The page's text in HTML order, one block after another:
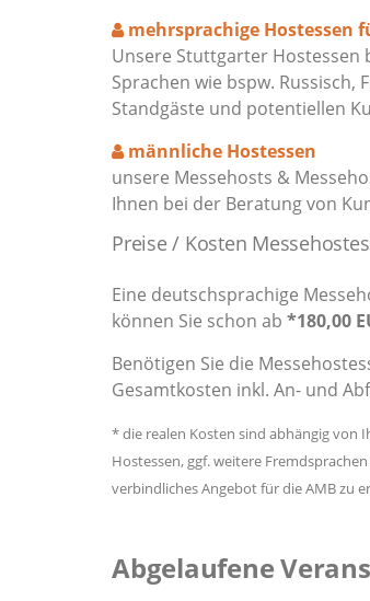
mehrsprachige Hostessen
Unsere Stuttgarter Hostessen
Sprachen wie bspw.
Standgäste und potentiellen
männliche Hostessen
unsere Messehosts &
Ihnen bei der Beratung von
Preise / Kosten
Eine deutschsprachige
können Sie schon ab *180,00
Benötigen Sie die
Gesamtkosten inkl. An- und
* die realen Kosten sind abhängig von
Hostessen, ggf. weitere
verbindliches Angebot für die AMB zu
Abgelaufene